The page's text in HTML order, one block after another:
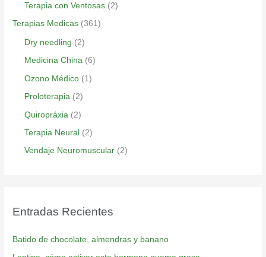
Terapia con Ventosas (2)
Terapias Medicas (361)
Dry needling (2)
Medicina China (6)
Ozono Médico (1)
Proloterapia (2)
Quiropráxia (2)
Terapia Neural (2)
Vendaje Neuromuscular (2)
Entradas Recientes
Batido de chocolate, almendras y banano